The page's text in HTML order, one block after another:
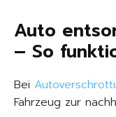
Auto
– So
Bei
Fahrzeug zur